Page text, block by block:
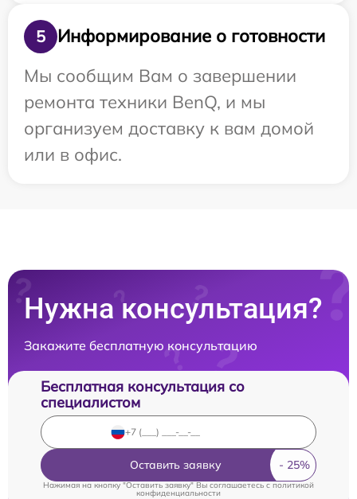
5
Информирование о готовности
Мы сообщим Вам о завершении
ремонта техники BenQ, и мы
организуем доставку к вам домой
или в офис.
Нужна консультация?
Закажите бесплатную консультацию
Бесплатная консультация со
специалистом
Оставить заявку
Нажимая на кнопку "Оставить заявку" Вы соглашаетесь cполитикой
конфиденциальности